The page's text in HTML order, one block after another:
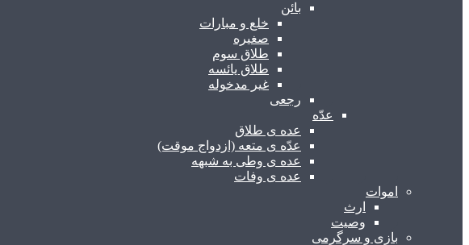
بائن
خلع و مبارات
صغیره
طلاق سوم
طلاق یائسه
غیر مدخوله
رجعی
عدّه
عده ی طلاق
عدّه ی متعه (ازدواج موقت)
عده ی وطی به شبهه
عده ی وفات
اموات
ارث
وصیت
بازی و سرگرمی